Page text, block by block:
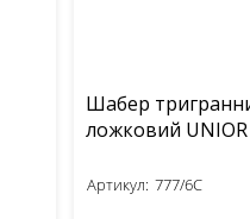
Шабер
Артикул: 777/6C